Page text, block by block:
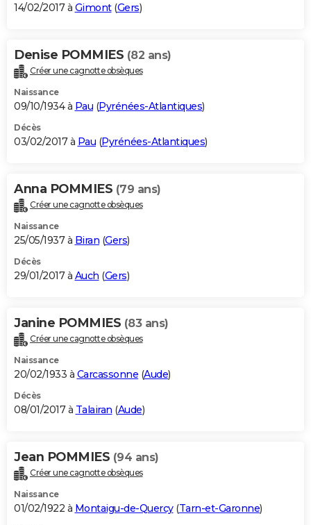
14/02/2017 à Gimont(Gers)
Denise POMMIES (82 ans)
Créer une cagnotte obsèques
Naissance
09/10/1934 à Pau (Pyrénées-Atlantiques)
Décès
03/02/2017 à Pau (Pyrénées-Atlantiques)
Anna POMMIES (79 ans)
Créer une cagnotte obsèques
Naissance
25/05/1937 à Biran (Gers)
Décès
29/01/2017 à Auch (Gers)
Janine POMMIES (83 ans)
Créer une cagnotte obsèques
Naissance
20/02/1933 à Carcassonne (Aude)
Décès
08/01/2017 à Talairan (Aude)
Jean POMMIES (94 ans)
Créer une cagnotte obsèques
Naissance
01/02/1922 à Montaigu-de-Quercy(Tarn-et-Garonne)